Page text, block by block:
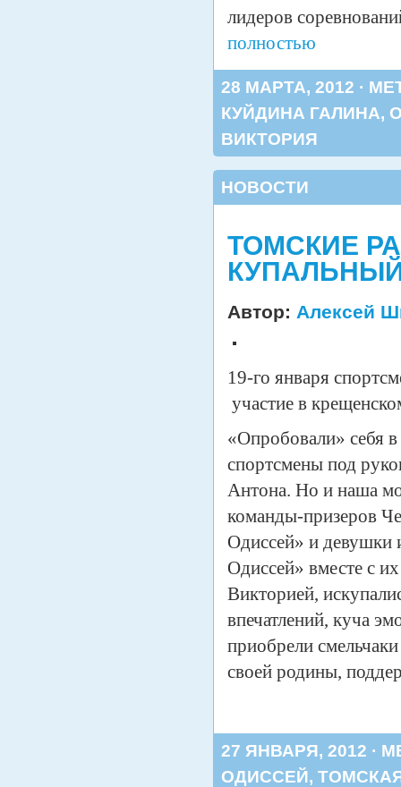
лидеров
полностью
28 МАРТА, 2012 ·
КУЙДИНА ГАЛИНА,
ВИКТОРИЯ
НОВОСТИ
ТОМСКИЕ
Автор: Алексей
19-го января
участие в
«Опробовали» себя
спортсмены под
Антона. Но и наша
команды-призеров
Одиссей» и девушки
Одиссей» вместе с
Викторией,
впечатлений, куча
приобрели
своей родины,
27 ЯНВАРЯ, 2012 ·
ОДИССЕЙ,